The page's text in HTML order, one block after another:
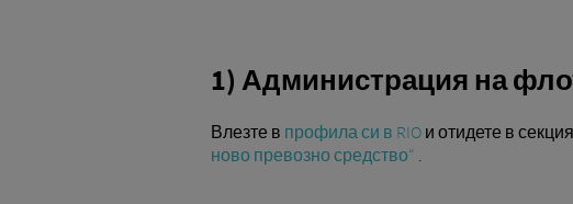
1) Администрация на
Влезте в профила си в RIO и отидете в
ново превозно средство“ .